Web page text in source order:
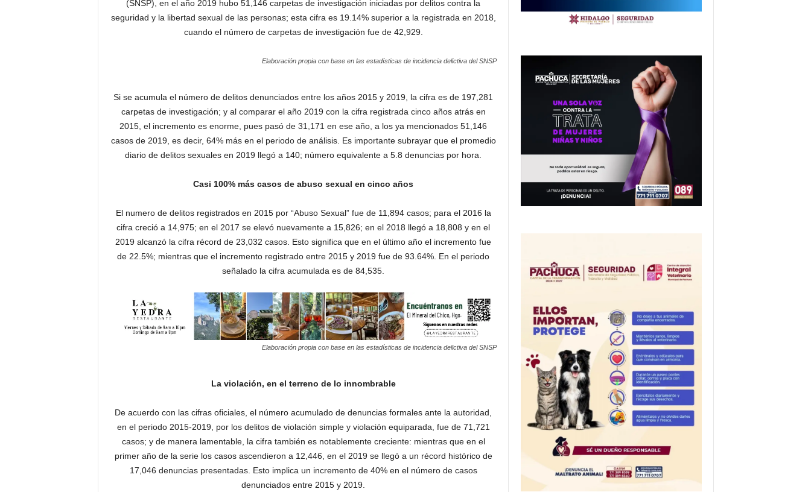
(SNSP), en el año 2019 hubo 51,146 carpetas de investigación iniciadas por delitos contra la
seguridad y la libertad sexual de las personas; esta cifra es 19.14% superior a la registrada en 2018,
cuando el número de carpetas de investigación fue de 42,929.
Elaboración propia con base en las estadísticas de incidencia delictiva del SNSP
Si se acumula el número de delitos denunciados entre los años 2015 y 2019, la cifra es de 197,281
carpetas de investigación; y al comparar el año 2019 con la cifra registrada cinco años atrás en
2015, el incremento es enorme, pues pasó de 31,171 en ese año, a los ya mencionados 51,146
casos de 2019, es decir, 64% más en el periodo de análisis. Es importante subrayar que el promedio
diario de delitos sexuales en 2019 llegó a 140; número equivalente a 5.8 denuncias por hora.
Casi 100% más casos de abuso sexual en cinco años
El numero de delitos registrados en 2015 por “Abuso Sexual” fue de 11,894 casos; para el 2016 la
cifra creció a 14,975; en el 2017 se elevó nuevamente a 15,826; en el 2018 llegó a 18,808 y en el
2019 alcanzó la cifra récord de 23,032 casos. Esto significa que en el último año el incremento fue
de 22.5%; mientras que el incremento registrado entre 2015 y 2019 fue de 93.64%. En el periodo
señalado la cifra acumulada es de 84,535.
Elaboración propia con base en las estadísticas de incidencia delictiva del SNSP
La violación, en el terreno de lo innombrable
De acuerdo con las cifras oficiales, el número acumulado de denuncias formales ante la autoridad,
en el periodo 2015-2019, por los delitos de violación simple y violación equiparada, fue de 71,721
casos; y de manera lamentable, la cifra también es notablemente creciente: mientras que en el
primer año de la serie los casos ascendieron a 12,446, en el 2019 se llegó a un récord histórico de
17,046 denuncias presentadas. Esto implica un incremento de 40% en el número de casos
denunciados entre 2015 y 2019.